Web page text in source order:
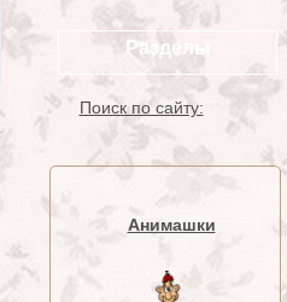
Разделы
Поиск по сайту:
Анимашки